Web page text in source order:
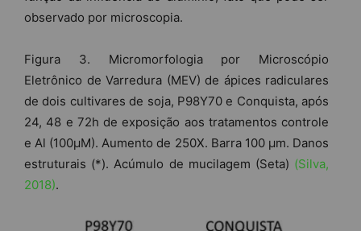
observado por microscopia.
Figura 3. Micromorfologia por Microscópio
Eletrônico de Varredura (MEV) de ápices radiculares
de dois cultivares de soja, P98Y70 e Conquista, após
24, 48 e 72h de exposição aos tratamentos controle
e Al (100µM). Aumento de 250X. Barra 100 µm. Danos
estruturais (*). Acúmulo de mucilagem (Seta) (Silva,
2018).